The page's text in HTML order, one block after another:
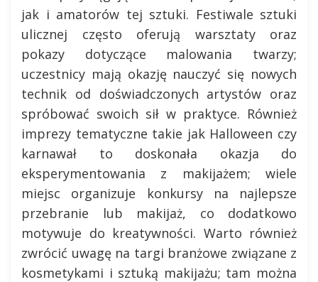
jak i amatorów tej sztuki. Festiwale sztuki
ulicznej często oferują warsztaty oraz
pokazy dotyczące malowania twarzy;
uczestnicy mają okazję nauczyć się nowych
technik od doświadczonych artystów oraz
spróbować swoich sił w praktyce. Również
imprezy tematyczne takie jak Halloween czy
karnawał to doskonała okazja do
eksperymentowania z makijażem; wiele
miejsc organizuje konkursy na najlepsze
przebranie lub makijaż, co dodatkowo
motywuje do kreatywności. Warto również
zwrócić uwagę na targi branżowe związane z
kosmetykami i sztuką makijażu; tam można